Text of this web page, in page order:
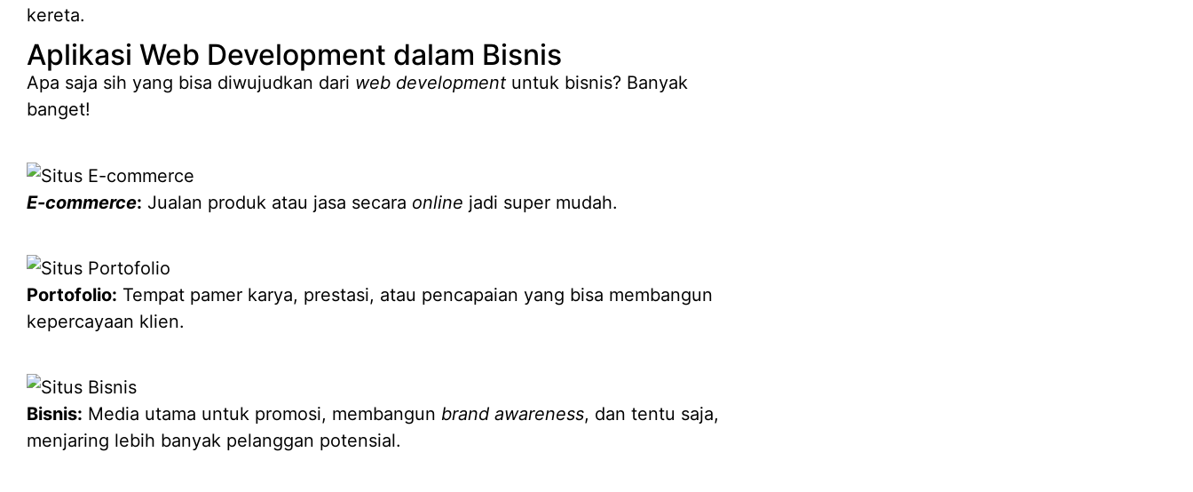
kereta.
Aplikasi Web Development dalam Bisnis
Apa saja sih yang bisa diwujudkan dari web development untuk bisnis? Banyak
banget!
E-commerce: Jualan produk atau jasa secara online jadi super mudah.
Portofolio: Tempat pamer karya, prestasi, atau pencapaian yang bisa membangun
kepercayaan klien.
Bisnis: Media utama untuk promosi, membangun brand awareness, dan tentu saja,
menjaring lebih banyak pelanggan potensial.